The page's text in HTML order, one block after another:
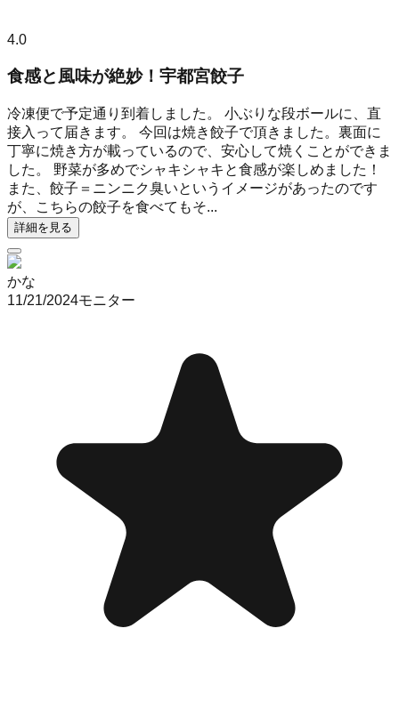
4.0
食感と風味が絶妙！宇都宮餃子
冷凍便で予定通り到着しました。 小ぶりな段ボールに、直
接入って届きます。 今回は焼き餃子で頂きました。裏面に
丁寧に焼き方が載っているので、安心して焼くことができま
した。 野菜が多めでシャキシャキと食感が楽しめました！
また、餃子＝ニンニク臭いというイメージがあったのです
が、こちらの餃子を食べてもそ...
詳細を見る
かな
11/21/2024モニター